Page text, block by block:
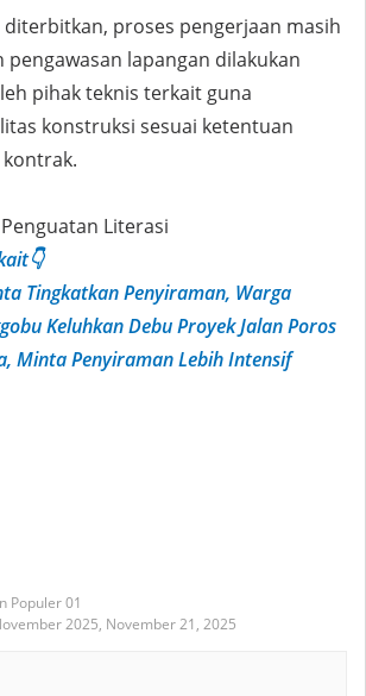
proses pengerjaan masih
pengawasan lapangan dilakukan
pihak teknis terkait guna
konstruksi sesuai ketentuan
Literasi
Tingkatkan Penyiraman, Warga
Keluhkan Debu Proyek Jalan Poros
Minta Penyiraman Lebih Intensif
Populer 01
2025, November 21, 2025